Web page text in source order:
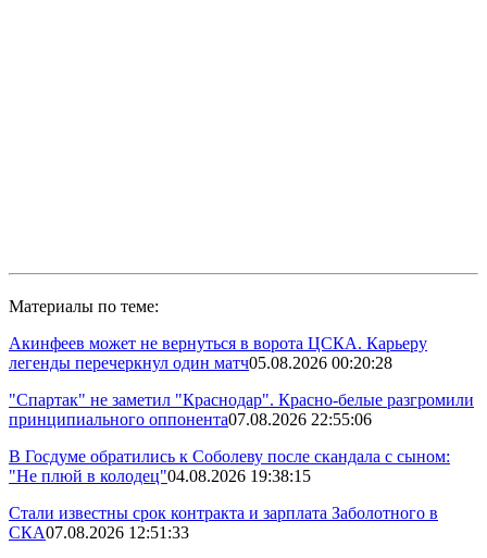
Материалы по теме:
Акинфеев может не вернуться в ворота ЦСКА. Карьеру
легенды перечеркнул один матч05.08.2026 00:20:28
"Спартак" не заметил "Краснодар". Красно-белые разгромили
принципиального оппонента07.08.2026 22:55:06
В Госдуме обратились к Соболеву после скандала с сыном:
"Не плюй в колодец"04.08.2026 19:38:15
Стали известны срок контракта и зарплата Заболотного в
СКА07.08.2026 12:51:33